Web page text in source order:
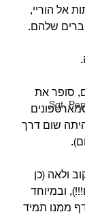
Sgt.
אל הוריי,
שלהם.
סופר את
שום דרך
ולאה (כן
ובמיוחד
ממנו תמיד